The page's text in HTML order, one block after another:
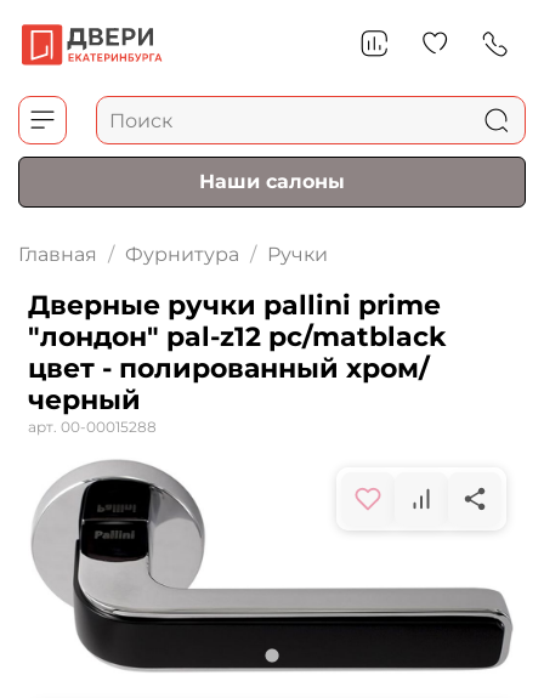
Наши салоны
Главная Фурнитура Ручки
Дверные ручки pallini prime
"лондон" pal-z12 pc/matblack
цвет - полированный хром/
черный
арт. 00-00015288